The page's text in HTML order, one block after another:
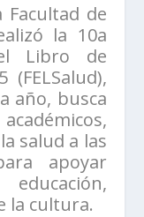
Facultad de
la 10a
Libro de
(FELSalud),
año, busca
salud a las
apoyar
la cultura.